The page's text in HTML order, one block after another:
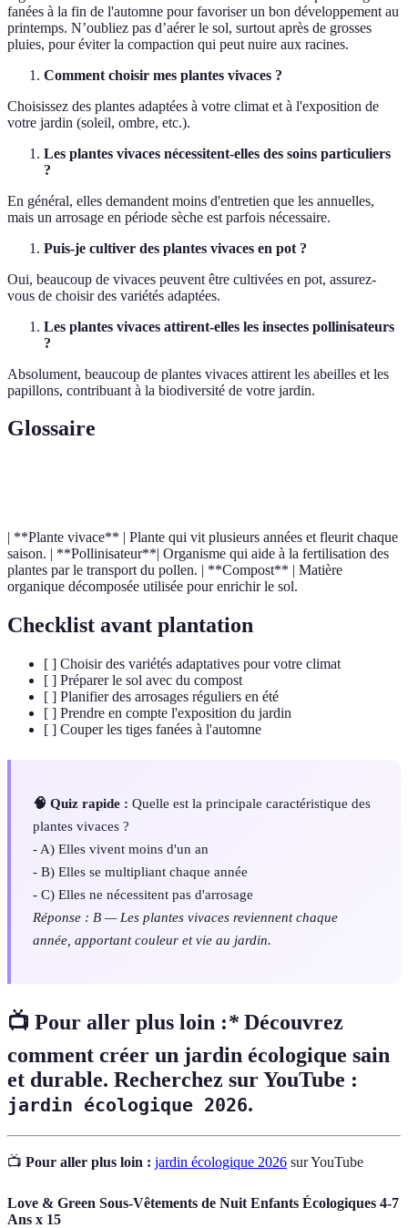
fanées à la fin de l'automne pour favoriser un bon développement au
printemps. N’oubliez pas d’aérer le sol, surtout après de grosses
pluies, pour éviter la compaction qui peut nuire aux racines.
Comment choisir mes plantes vivaces ?
Choisissez des plantes adaptées à votre climat et à l'exposition de
votre jardin (soleil, ombre, etc.).
Les plantes vivaces nécessitent-elles des soins particuliers
?
En général, elles demandent moins d'entretien que les annuelles,
mais un arrosage en période sèche est parfois nécessaire.
Puis-je cultiver des plantes vivaces en pot ?
Oui, beaucoup de vivaces peuvent être cultivées en pot, assurez-
vous de choisir des variétés adaptées.
Les plantes vivaces attirent-elles les insectes pollinisateurs
?
Absolument, beaucoup de plantes vivaces attirent les abeilles et les
papillons, contribuant à la biodiversité de votre jardin.
Glossaire
| **Plante vivace** | Plante qui vit plusieurs années et fleurit chaque
saison. | **Pollinisateur**| Organisme qui aide à la fertilisation des
plantes par le transport du pollen. | **Compost** | Matière
organique décomposée utilisée pour enrichir le sol.
Checklist avant plantation
[ ] Choisir des variétés adaptatives pour votre climat
[ ] Préparer le sol avec du compost
[ ] Planifier des arrosages réguliers en été
[ ] Prendre en compte l'exposition du jardin
[ ] Couper les tiges fanées à l'automne
🧠 Quiz rapide : Quelle est la principale caractéristique des
plantes vivaces ?
- A) Elles vivent moins d'un an
- B) Elles se multipliant chaque année
- C) Elles ne nécessitent pas d'arrosage
Réponse : B — Les plantes vivaces reviennent chaque
année, apportant couleur et vie au jardin.
📺 Pour aller plus loin :* Découvrez
comment créer un jardin écologique sain
et durable. Recherchez sur YouTube :
jardin écologique 2026.
📺 Pour aller plus loin : jardin écologique 2026 sur YouTube
Love & Green Sous-Vêtements de Nuit Enfants Écologiques 4-7
Ans x 15